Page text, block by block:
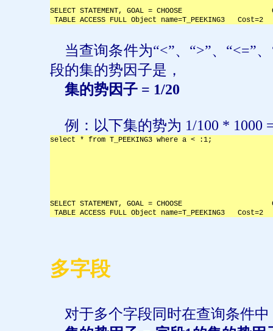
SELECT STATEMENT, GOAL = CHOOSE
TABLE ACCESS FULL Object name=T_PEEKING3
当查询条件为“<”、“>”、“<=”
段的集的势因子是，
集的势因子 = 1/20
例：以下集的势为 1/100 * 1000
select * from T_PEEKING3 where a < :1;
SELECT STATEMENT, GOAL = CHOOSE
TABLE ACCESS FULL Object name=T_PEEKING3
多字段
对于多个字段同时在查询条件